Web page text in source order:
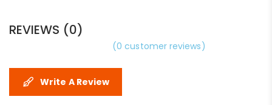
REVIEWS (0)
(0 customer reviews)
Write A Review